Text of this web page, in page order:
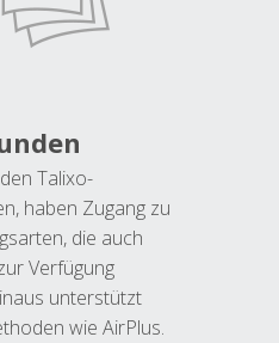
Talixo-
haben Zugang zu
die auch
Verfügung
unterstützt
wie AirPlus.